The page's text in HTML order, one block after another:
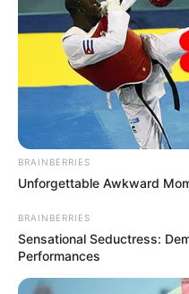
BRAINBERRIES
Unforgettable Awkward
BRAINBERRIES
Sensational Seductress:
Performances